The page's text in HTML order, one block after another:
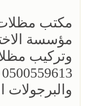
مكتب
مؤسسة
وتركيب
والبرجولات